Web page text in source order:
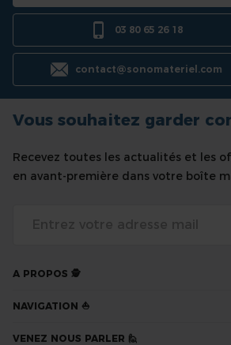
03 80 65 26 18
contact@sonomateriel.com
Vous souhaitez garder
Recevez toutes les actualités et les
en avant-première dans votre boîte
A PROPOS 🕵
NAVIGATION ⛵
VENEZ NOUS PARLER 🙋